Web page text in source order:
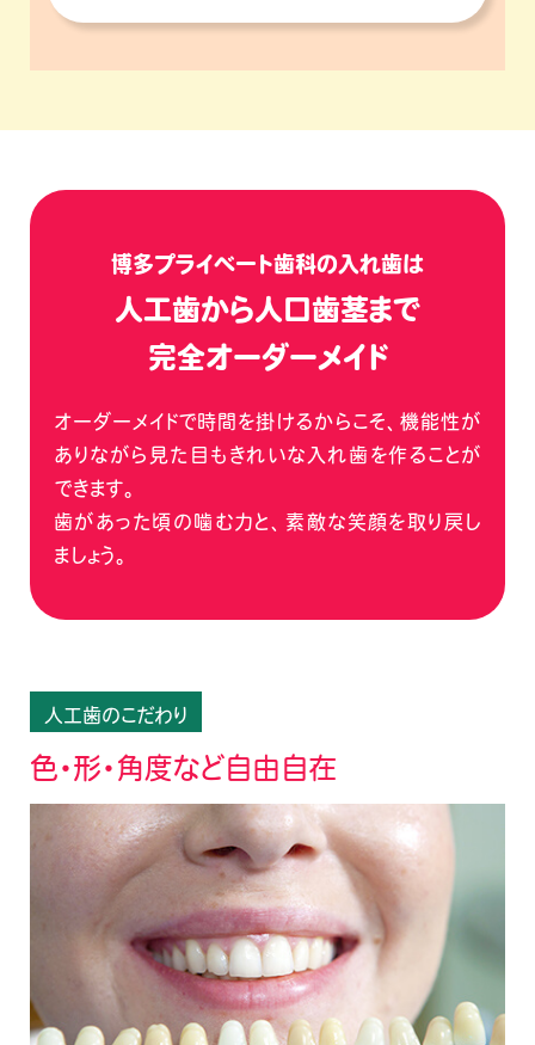
博多プライベート歯科の入れ歯は
人工歯から人口歯茎まで
完全オーダーメイド
オーダーメイドで時間を掛けるからこそ、機能性が
ありながら見た目もきれいな入れ歯を作ることが
できます。
歯があった頃の噛む力と、素敵な笑顔を取り戻し
ましょう。
人工歯のこだわり
色・形・角度など自由自在